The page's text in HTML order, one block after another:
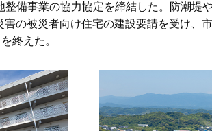
備事業の協力協定を締結した。防潮堤
の被災者向け住宅の建設要請を受け、
終えた。